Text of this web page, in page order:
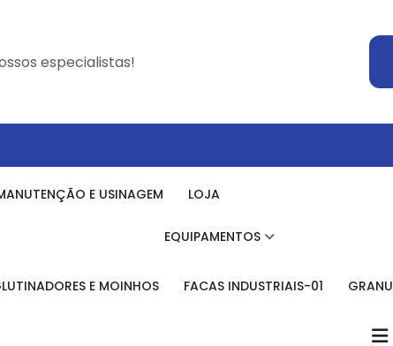
especialistas!
MANUTENÇÃO E USINAGEM LOJA
EQUIPAMENTOS
E MOINHOS FACAS INDUSTRIAIS-01